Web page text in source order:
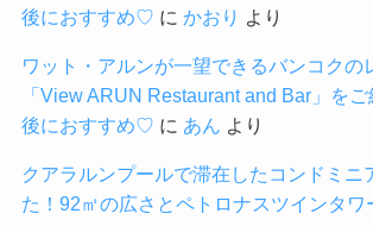
後におすすめ♡ に かおり より
ワット・アルンが一望できるバンコクの
「View ARUN Restaurant and Bar」を
後におすすめ♡ に あん より
クアラルンプールで滞在したコンドミニ
た！92㎡の広さとペトロナスツインタワ